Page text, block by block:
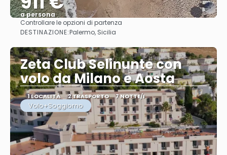
a persona
Vedere
Controllare le opzioni di partenza
DESTINAZIONE:Palermo, Sicilia
Zeta Club Selinunte con
volo da Milano e Aosta
1 LOCALITÀ 2 TRASPORTO 7 NOTTE/I
Volo+Soggiorno